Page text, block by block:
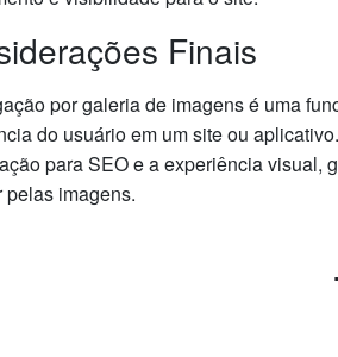
Finais
por galeria de imagens é uma
do usuário em um site ou
para SEO e a experiência visual,
pelas imagens.